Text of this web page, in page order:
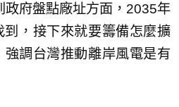
政府盤點廠址方面，2035年
，接下來就要籌備怎麼擴
調台灣推動離岸風電是有